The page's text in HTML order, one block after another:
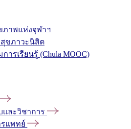
ภาพแห่งจุฬาฯ
ขภาวะนิสิต
ารเรียนรู้ (Chula MOOC)
ละวิชาการ
แพทย์